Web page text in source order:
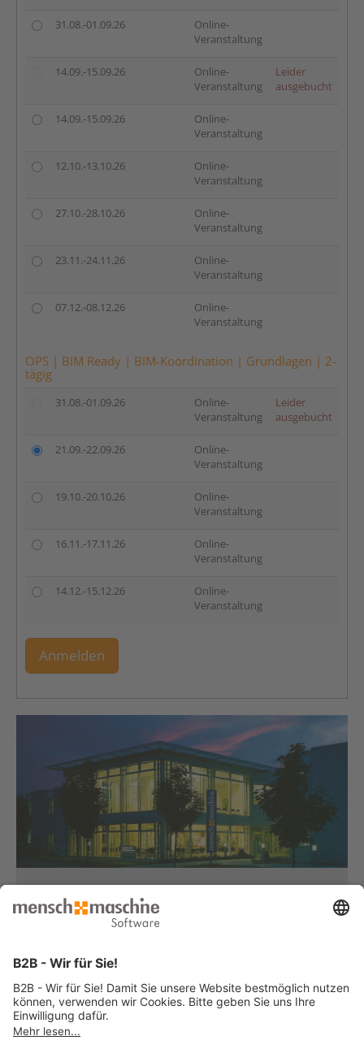
31.08.-01.09.26
Online-
Veranstaltung
14.09.-15.09.26
Online-
Veranstaltung
Leider
ausgebucht
14.09.-15.09.26
Online-
Veranstaltung
12.10.-13.10.26
Online-
Veranstaltung
27.10.-28.10.26
Online-
Veranstaltung
23.11.-24.11.26
Online-
Veranstaltung
07.12.-08.12.26
Online-
Veranstaltung
OPS | BIM Ready | BIM-Koordination | Grundlagen | 2-
tägig
31.08.-01.09.26
Online-
Veranstaltung
Leider
ausgebucht
21.09.-22.09.26
Online-
Veranstaltung
19.10.-20.10.26
Online-
Veranstaltung
16.11.-17.11.26
Online-
Veranstaltung
14.12.-15.12.26
Online-
Veranstaltung
Anmelden
Haben Sie Fragen?
Dann rufen Sie uns an...
von 08:30 bis 12:00 Uhr
und 12:30 bis 17:00 Uhr
Freitag